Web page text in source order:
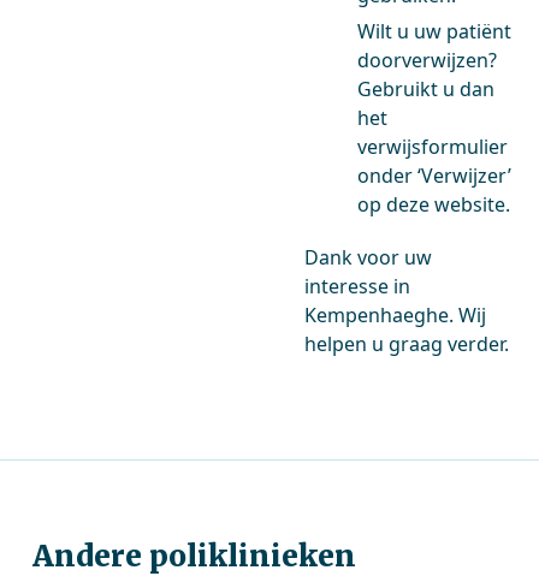
Wilt u uw patiënt
doorverwijzen?
Gebruikt u dan
het
verwijsformulier
onder ‘Verwijzer’
op deze website.
Dank voor uw
interesse in
Kempenhaeghe. Wij
helpen u graag verder.
Andere poliklinieken